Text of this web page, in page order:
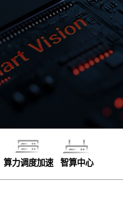
算力调度加速 智算中心